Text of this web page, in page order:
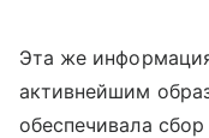
Эта же
активнейшим
обеспечивала